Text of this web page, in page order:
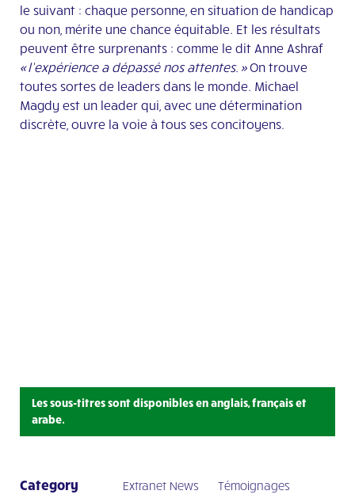
le suivant : chaque personne, en situation de handicap
ou non, mérite une chance équitable. Et les résultats
peuvent être surprenants : comme le dit Anne Ashraf
« l’expérience a dépassé nos attentes. »On trouve
toutes sortes de leaders dans le monde. Michael
Magdy est un leader qui, avec une détermination
discrète, ouvre la voie à tous ses concitoyens.
Les sous-titres sont disponibles en anglais, français et
arabe.
Category Extranet News Témoignages